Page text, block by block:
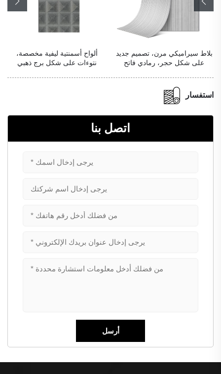
بلاط سيراميكي مرن، تصميم جديد
على شكل حجر، رمادي فاتح
ألواح أسمنتية ليفية مخصصة،
نتوءات على شكل برج ذهبي
استفسار
اتصل بنا